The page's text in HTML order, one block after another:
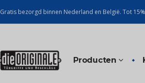
Gratis bezorgd binnen Nederland en België. Tot
Producten